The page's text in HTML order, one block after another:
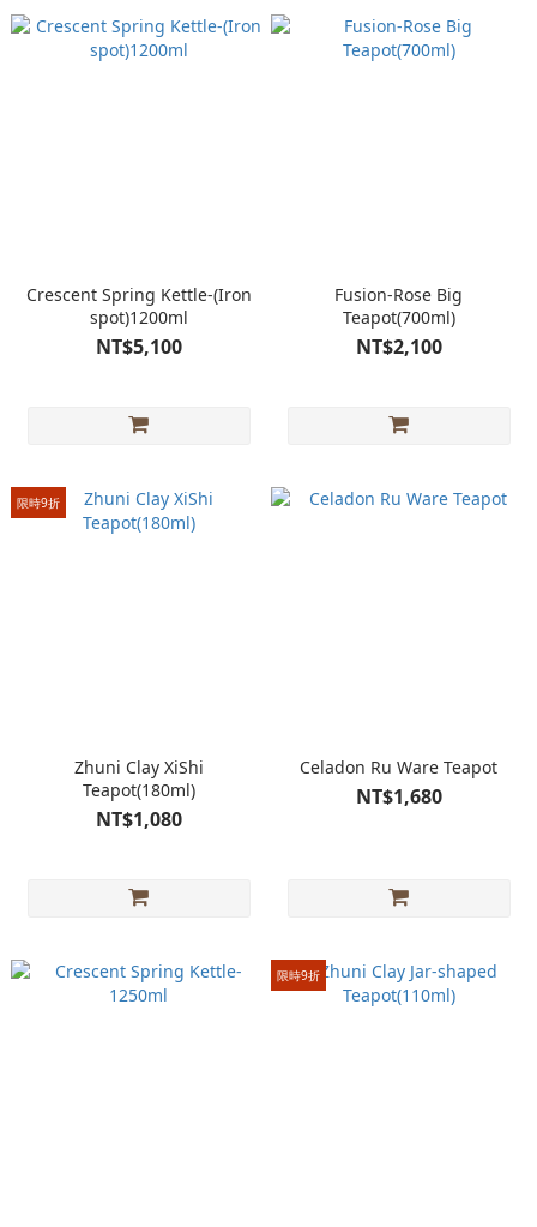
Crescent Spring Kettle-(Iron
spot)1200ml
NT$5,100
Fusion-Rose Big
Teapot(700ml)
NT$2,100
限時9折
Zhuni Clay XiShi
Teapot(180ml)
NT$1,080
Celadon Ru Ware Teapot
NT$1,680
限時9折